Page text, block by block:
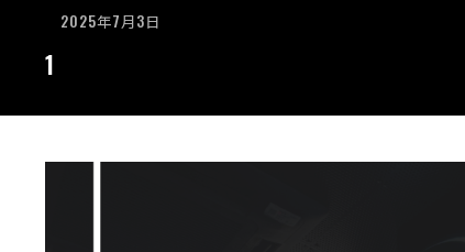
2025年7月3日
1